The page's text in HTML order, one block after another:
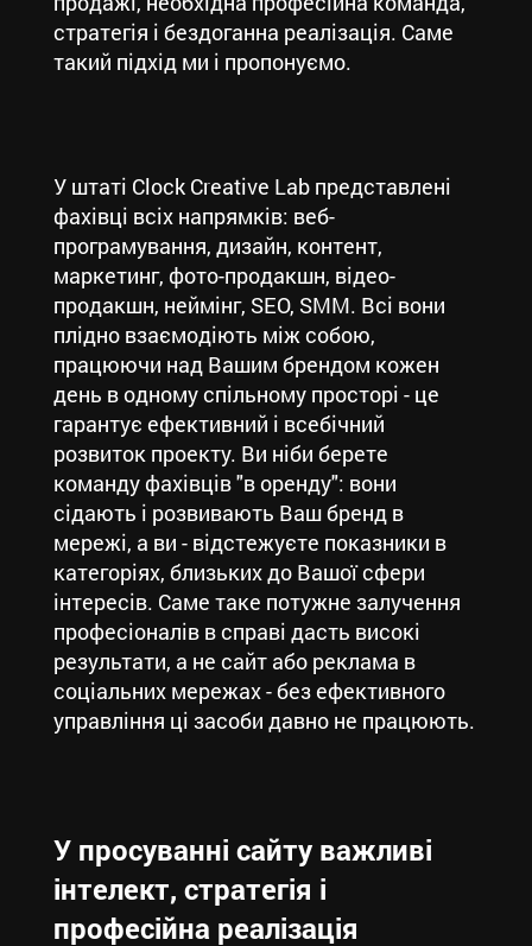
стратегія і бездоганна реалізація. Саме
такий підхід ми і пропонуємо.
У штаті Clock Creative Lab представлені
фахівці всіх напрямків: веб-
програмування, дизайн, контент,
маркетинг, фото-продакшн, відео-
продакшн, неймінг, SEO, SMM. Всі вони
плідно взаємодіють між собою,
працюючи над Вашим брендом кожен
день в одному спільному просторі - це
гарантує ефективний і всебічний
розвиток проекту. Ви ніби берете
команду фахівців "в оренду": вони
сідають і розвивають Ваш бренд в
мережі, а ви - відстежуєте показники в
категоріях, близьких до Вашої сфери
інтересів. Саме таке потужне залучення
професіоналів в справі дасть високі
результати, а не сайт або реклама в
соціальних мережах - без ефективного
управління ці засоби давно не працюють.
У просуванні сайту важливі
інтелект, стратегія і
професійна реалізація